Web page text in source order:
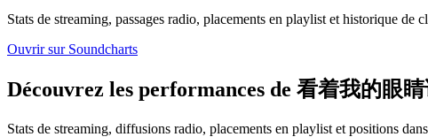
Stats de streaming, passages radio, placements en playlist et historique de
Ouvrir sur Soundcharts
Découvrez les performances de 看着我的眼
Stats de streaming, diffusions radio, placements en playlist et positions